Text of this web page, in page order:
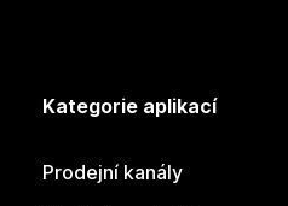
Kategorie aplikací
Prodejní kanály